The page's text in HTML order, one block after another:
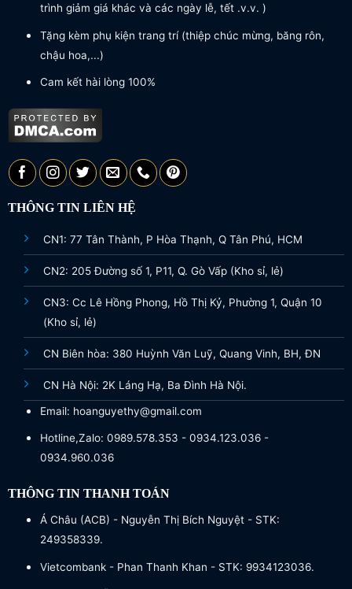
trình giảm giá khác và các ngày lễ, tết .v.v. )
Tặng kèm phụ kiện trang trí (thiệp chúc mừng, băng rôn,
chậu hoa,...)
Cam kết hài lòng 100%
THÔNG TIN LIÊN HỆ
CN1: 77 Tân Thành, P Hòa Thạnh, Q Tân Phú, HCM
CN2: 205 Đường số 1, P11, Q. Gò Vấp (Kho sỉ, lẻ)
CN3: Cc Lê Hồng Phong, Hồ Thị Kỷ, Phường 1, Quận 10
(Kho sỉ, lẻ)
CN Biên hòa: 380 Huỳnh Văn Luỹ, Quang Vinh, BH, ĐN
CN Hà Nội: 2K Láng Hạ, Ba Đình Hà Nội.
Email: hoanguyethy@gmail.com
Hotline,Zalo: 0989.578.353 - 0934.123.036 -
0934.960.036
THÔNG TIN THANH TOÁN
Á Châu (ACB) - Nguyễn Thị Bích Nguyệt - STK:
249358339.
Vietcombank - Phan Thanh Khan - STK: 9934123036.